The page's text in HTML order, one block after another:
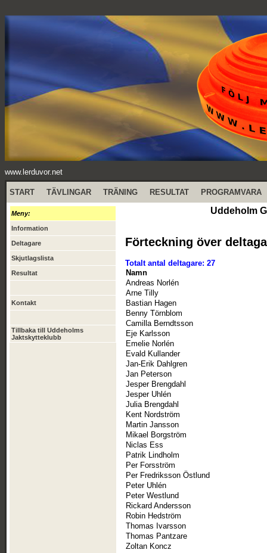
www.lerduvor.net
START TÄVLINGAR TRÄNING RESULTAT PROGRAMVARA
Meny:
Information
Deltagare
Skjutlagslista
Resultat
Kontakt
Tillbaka till Uddeholms
Jaktskytteklubb
Uddeholm
Förteckning över
Totalt antal deltagare: 27
Namn
Andreas Norlén
Arne Tilly
Bastian Hagen
Benny Törnblom
Camilla Berndtsson
Eje Karlsson
Emelie Norlén
Evald Kullander
Jan-Erik Dahlgren
Jan Peterson
Jesper Brengdahl
Jesper Uhlén
Julia Brengdahl
Kent Nordström
Martin Jansson
Mikael Borgström
Niclas Ess
Patrik Lindholm
Per Forsström
Per Fredriksson Östlund
Peter Uhlén
Peter Westlund
Rickard Andersson
Robin Hedström
Thomas Ivarsson
Thomas Pantzare
Zoltan Koncz